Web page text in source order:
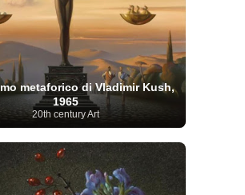
metaforico di Vladimir Kush,
1965
20th century Art